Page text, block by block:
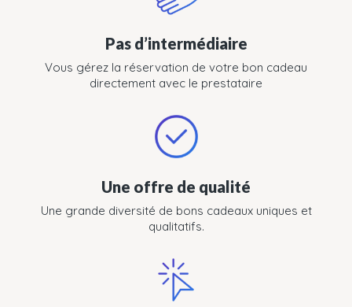
Pas d’intermédiaire
Vous gérez la réservation de votre bon cadeau
directement avec le prestataire
Une offre de qualité
Une grande diversité de bons cadeaux uniques et
qualitatifs.